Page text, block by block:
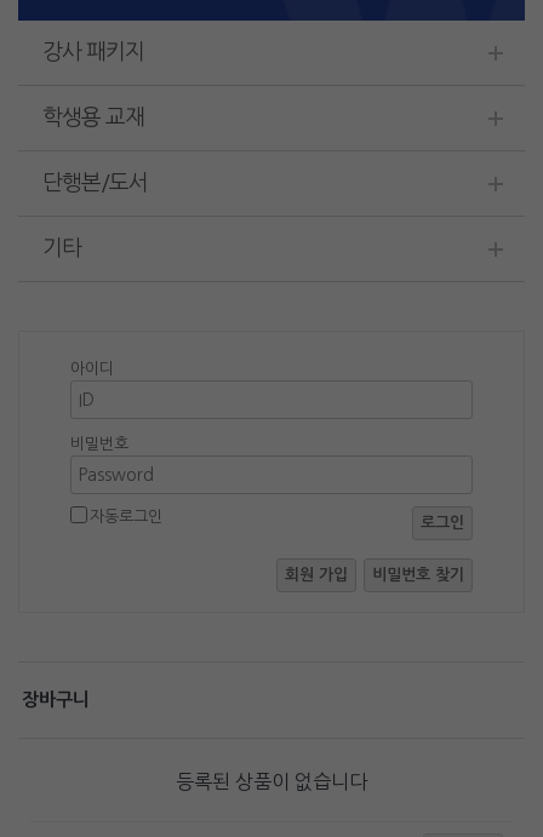
강사 패키지
학생용 교재
단행본/도서
기타
아이디
비밀번호
자동로그인 로그인
회원 가입 비밀번호 찾기
장바구니
등록된 상품이 없습니다